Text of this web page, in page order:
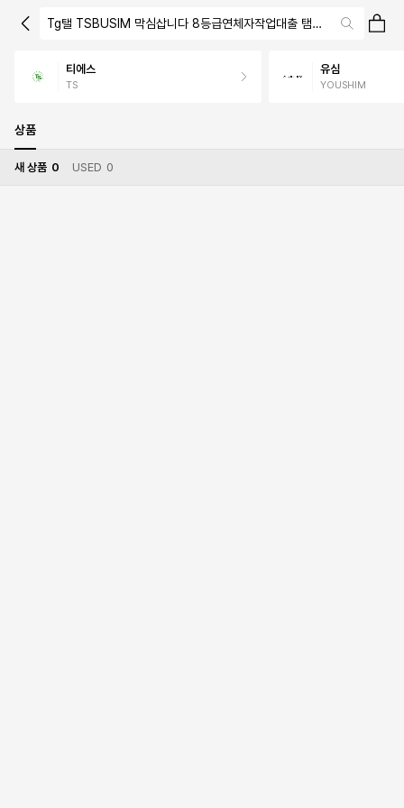
Tg탤 TSBUSIM 막심삽니다 8등급연체자작업대출 탬스뷰선불유심내
티에스
TS
유심
YOUSHIM
상품
새 상품 0 USED 0